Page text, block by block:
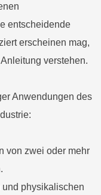
entscheidende
erscheinen mag,
verstehen.
Anwendungen des
von zwei oder mehr
physikalischen